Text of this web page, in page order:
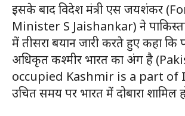
इसके बाद विदेश मंत्री एस जयशंकर
Minister S Jaishankar) ने
में तीसरा बयान जारी करते हुए कहा कि
अधिकृत कश्मीर भारत का अंग है
occupied Kashmir is a part of
उचित समय पर भारत में दोबारा शामिल